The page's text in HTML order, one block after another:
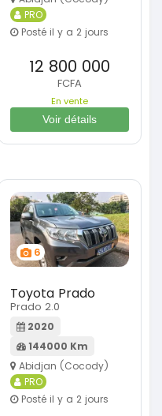
PRO
Posté il y a 2 jours
12 800 000
FCFA
En vente
Voir détails
6
Toyota Prado
Prado 2.0
2020
144000 Km
Abidjan (Cocody)
PRO
Posté il y a 2 jours